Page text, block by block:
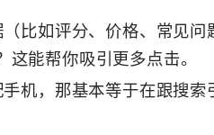
比如评分、价格、常见问
能帮你吸引更多点击。
机，那基本等于在跟搜索